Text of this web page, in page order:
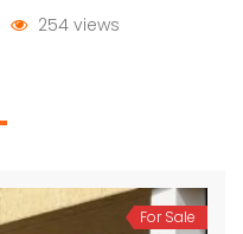
254 views
For Sale